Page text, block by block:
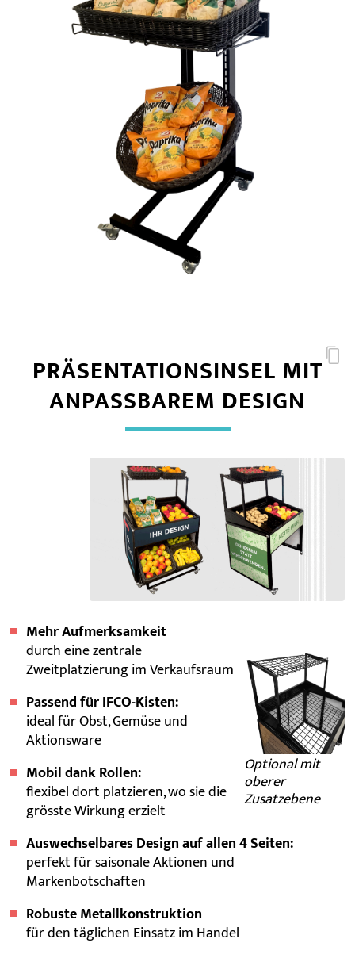
PRÄSENTATIONSINSEL MIT
ANPASSBAREM DESIGN
Optional mit
oberer
Zusatzebene
Mehr Aufmerksamkeit
durch eine zentrale
Zweitplatzierung im Verkaufsraum
Passend für IFCO-Kisten:
ideal für Obst, Gemüse und
Aktionsware
Mobil dank Rollen:
flexibel dort platzieren, wo sie die
grösste Wirkung erzielt
Auswechselbares Design auf allen 4 Seiten:
perfekt für saisonale Aktionen und
Markenbotschaften
Robuste Metallkonstruktion
für den täglichen Einsatz im Handel